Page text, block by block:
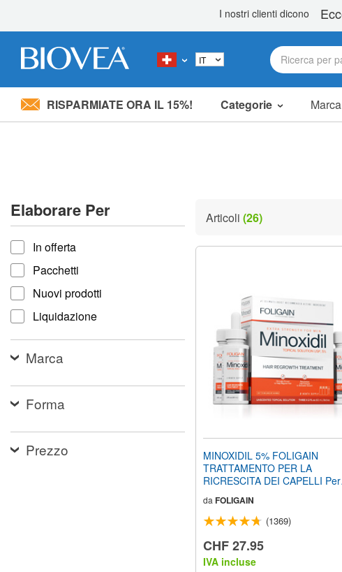
Nota:
accessibilità.
Premi
Control-
F11
per
adattare
sito
web
vedenti
utilizzano
uno
screen
Premi
Control-
RISPARMIATE ORA IL 15%! Categorie Marca
Elaborare Per
Elaborare per
In offerta
Pacchetti
Nuovi prodotti
Liquidazione
Marca
Forma
Prezzo
Articoli (26)
MINOXIDIL 5% FOLIGAIN
TRATTAMENTO PER LA
RICRESCITA DEI CAPELLI Per
Mesi
da FOLIGAIN
(1369)
CHF 27.95
IVA incluse